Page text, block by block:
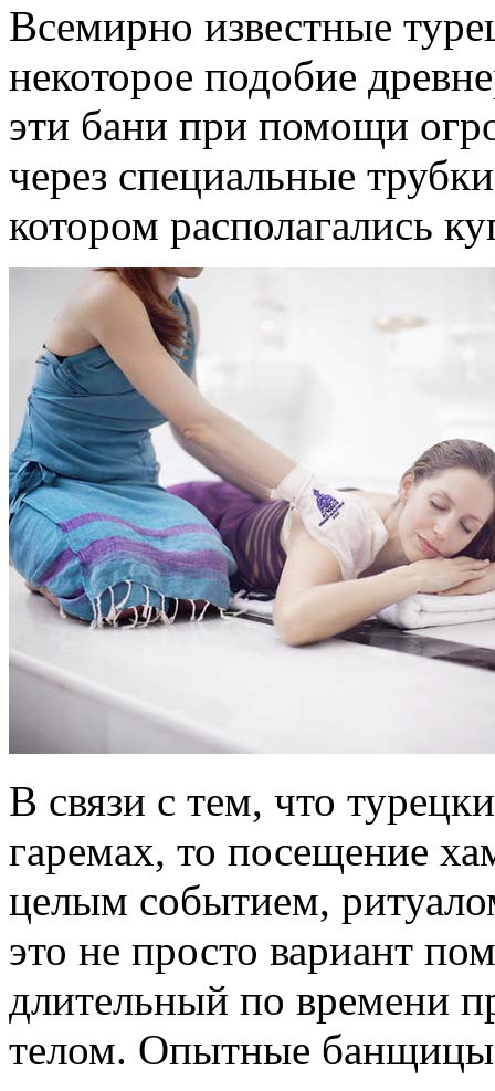
Всемирно известные
некоторое подобие
эти бани при помощи
через специальные
котором располагались
В связи с тем, что
гаремах, то посещение
целым событием,
это не просто вариант
длительный по времени
телом. Опытные